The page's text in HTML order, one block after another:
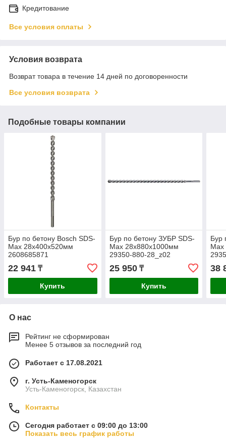
Кредитование
Все условия оплаты
Условия возврата
Возврат товара в течение 14 дней по договоренности
Все условия возврата
Подобные товары компании
Бур по бетону Bosch SDS-
Max 28х400х520мм
2608685871
22 941 ₸
Купить
Бур по бетону ЗУБР SDS-
Max 28x880х1000мм
29350-880-28_z02
25 950₸
Купить
Бур
38
О нас
Рейтинг не сформирован
Менее 5 отзывов за последний год
Работает с 17.08.2021
г. Усть-Каменогорск
Усть-Каменогорск, Казахстан
Контакты
Сегодня работает с 09:00 до 13:00
Показать весь график работы